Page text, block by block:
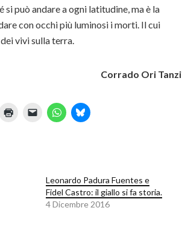
può andare a ogni latitudine, ma è la
con occhi più luminosi i morti. Il cui
vivi sulla terra.
Corrado Ori Tanzi
Leonardo Padura Fuentes e
Fidel Castro: il giallo si fa storia.
4 Dicembre 2016